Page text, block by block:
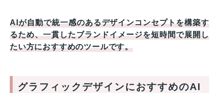
AIが自動で統一感のあるデザインコンセプトを構築す
るため、一貫したブランドイメージを短時間で展開し
たい方におすすめのツールです。
グラフィックデザインにおすすめのAI